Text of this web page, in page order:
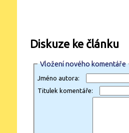
Diskuze ke článku
Vložení nového komentáře
Jméno autora:
Titulek komentáře: